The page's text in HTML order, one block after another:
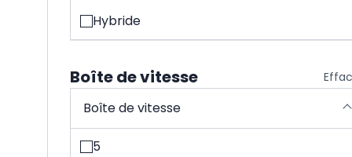
Hybride
Boîte de vitesse
Boîte de vitesse
5